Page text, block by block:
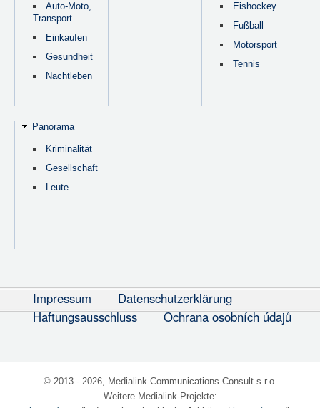
Auto-Moto,
Transport
Einkaufen
Gesundheit
Nachtleben
Eishockey
Fußball
Motorsport
Tennis
Panorama
Kriminalität
Gesellschaft
Leute
Impressum
Datenschutzerklärung
Haftungsausschluss
Ochrana osobních údajů
© 2013 - 2026, Medialink Communications Consult s.r.o.
Weitere Medialink-Projekte: